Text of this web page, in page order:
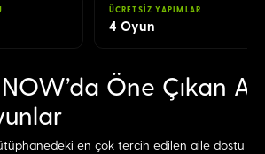
ÜCRETSIZ YAPIMLAR
4 Oyun
Öne Çıkan
en çok tercih edilen aile dostu